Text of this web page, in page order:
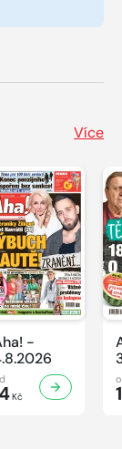
Více
-
Kč